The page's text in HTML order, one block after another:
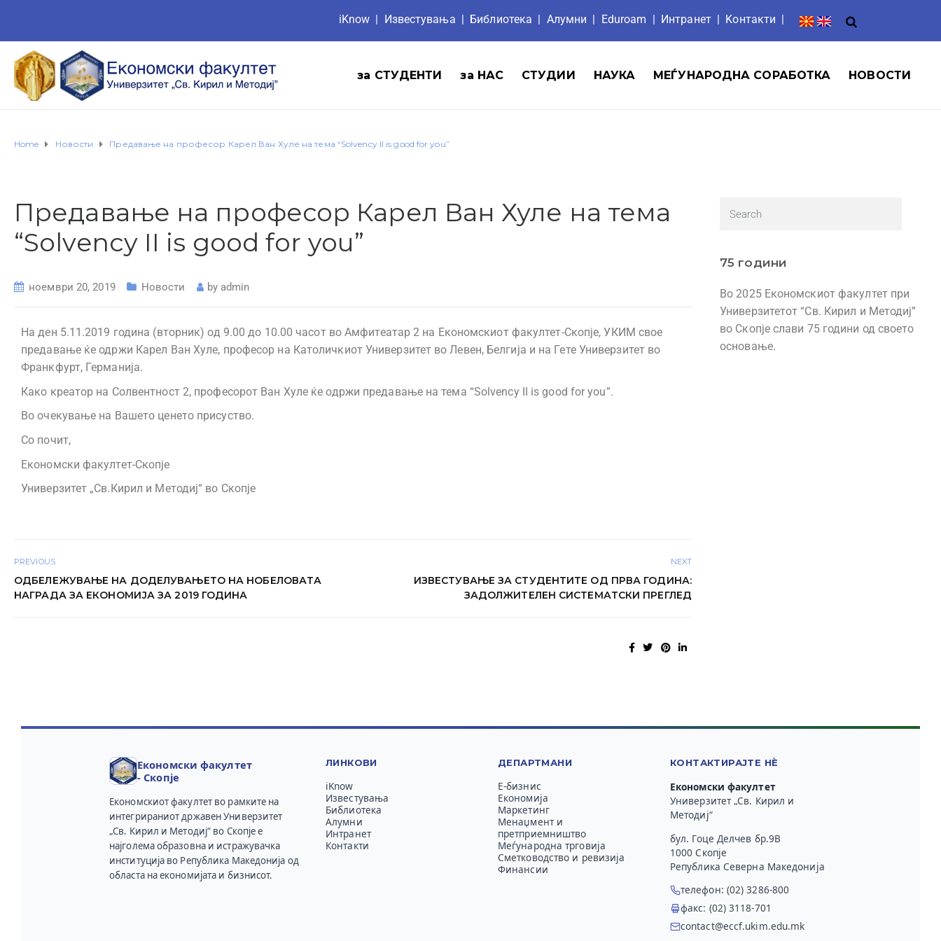
iKnow | Известувања | Библиотека | Aлумни | Eduroam | Интранет| Koнтакти |
за СТУДЕНТИ за НАС СТУДИИ НАУКА МЕЃУНАРОДНА СОРАБОТКА НОВОСТИ
Home Новости Предавање на професор Карел Ван Хуле на тема “Solvency II is good for you”
Предавање на професор Карел Ван Хуле на тема
“Solvency II is good for you”
ноември 20, 2019 Новости by admin
На ден 5.11.2019 година (вторник) од 9.00 до 10.00 часот во Амфитеатар 2 на Економскиот факултет-Скопје, УКИМ свое
предавање ќе одржи Карел Ван Хуле, професор на Католичкиот Универзитет во Левен, Белгија и на Гете Универзитет во
Франкфурт, Германија.
Како креатор на Солвентност 2, професорот Ван Хуле ќе одржи предавање на тема “Solvency II is good for you”.
Во очекување на Вашето ценето присуство.
Со почит,
Економски факултет-Скопје
Универзитет „Св.Кирил и Методиј“ во Скопје
PREVIOUS
ОДБЕЛЕЖУВАЊЕ НА ДОДЕЛУВАЊЕТО НА НОБЕЛОВАТА
НАГРАДА ЗА ЕКОНОМИЈА ЗА 2019 ГОДИНА
NEXT
ИЗВЕСТУВАЊЕ ЗА СТУДЕНТИТЕ ОД ПРВА ГОДИНА:
ЗАДОЛЖИТЕЛЕН СИСТЕМАТСКИ ПРЕГЛЕД
75 години
Во 2025 Економскиот факултет при
Универзитетот “Св. Кирил и Методиј”
во Скопје слави 75 години од своето
основање.
Економски факултет
- Скопје
Економскиот факултет во рамките на
интегрираниот државен Универзитет
„Св. Кирил и Методиј“ во Скопје е
најголема образовна и истражувачка
институција во Република Македонија од
областа на економијата и бизнисот.
ЛИНКОВИ
iKnow
Известувања
Библиотека
Алумни
Интранет
Контакти
ДЕПАРТМАНИ
Е-бизнис
Економија
Маркетинг
Менаџмент и
претприемништво
Меѓународна трговија
Сметководство и ревизија
Финансии
КОНТАКТИРАЈТЕ НЀ
Економски факултет
Универзитет „Св. Кирил и
Методиј“
бул. Гоце Делчев бр.9В
1000 Скопје
Република Северна Македонија
телефон: (02) 3286-800
факс: (02) 3118-701
contact@eccf.ukim.edu.mk